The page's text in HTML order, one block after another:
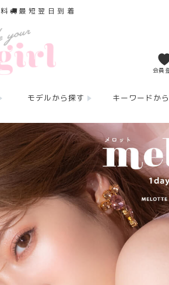
最短翌日到着
会員
モデルから探す キーワードか